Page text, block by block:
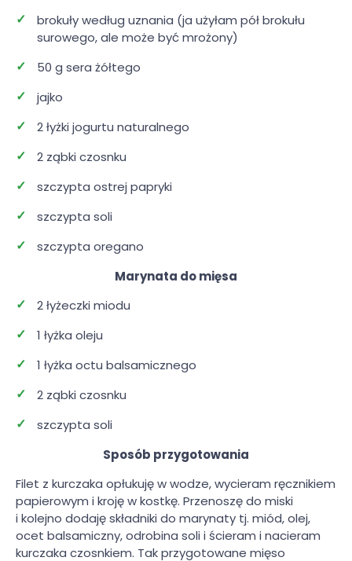
brokuły według uznania (ja użyłam pół brokułu
surowego, ale może być mrożony)
50 g sera żółtego
jajko
2 łyżki jogurtu naturalnego
2 ząbki czosnku
szczypta ostrej papryki
szczypta soli
szczypta oregano
Marynata do mięsa
2 łyżeczki miodu
1 łyżka oleju
1 łyżka octu balsamicznego
2 ząbki czosnku
szczypta soli
Sposób przygotowania
Filet z kurczaka opłukuję w wodze, wycieram ręcznikiem
papierowym i kroję w kostkę. Przenoszę do miski
i kolejno dodaję składniki do marynaty tj. miód, olej,
ocet balsamiczny, odrobina soli i ścieram i nacieram
kurczaka czosnkiem. Tak przygotowane mięso